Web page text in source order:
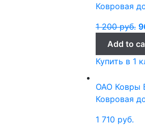
Ковровая
1 200руб.
Add to
Купить в 1
ОАО Ковры
Ковровая
1 710 руб.